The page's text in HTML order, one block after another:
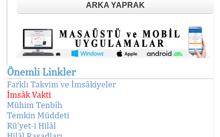
ARKA YAPRAK
Önemli Linkler
Farklı Takvim ve İmsâkiyeler
İmsâk Vakti
Mühim Tenbîh
Temkin Müddeti
Rü'yet-i Hilâl